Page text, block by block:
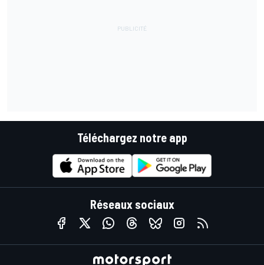
Téléchargez notre app
Réseaux sociaux